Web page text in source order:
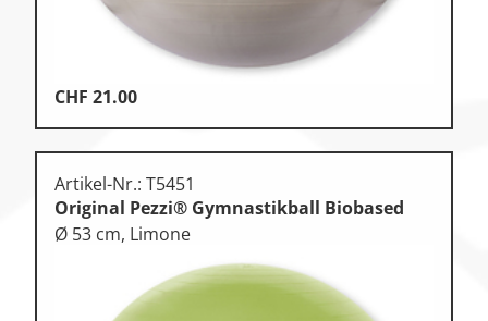
CHF 21.00
Artikel-Nr.: T5451
Original Pezzi® Gymnastikball Biobased
Ø 53 cm, Limone